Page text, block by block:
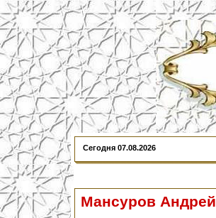
Сегодня 07.08.2026
Мансуров Андрей